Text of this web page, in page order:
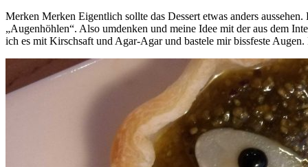
Merken Merken Eigentlich sollte das Dessert etwas anders
„Augenhöhlen“. Also umdenken und meine Idee mit der aus dem
ich es mit Kirschsaft und Agar-Agar und bastele mir bissfeste